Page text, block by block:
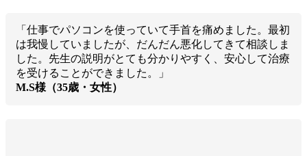
「仕事でパソコンを使っていて手首を痛めました。最初
は我慢していましたが、だんだん悪化してきて相談しま
した。先生の説明がとても分かりやすく、安心して治療
を受けることができました。」
M.S様（35歳・女性）